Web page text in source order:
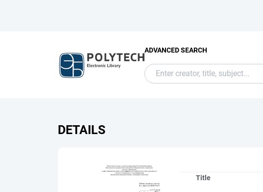
ADVANCED SEARCH
DETAILS
Title